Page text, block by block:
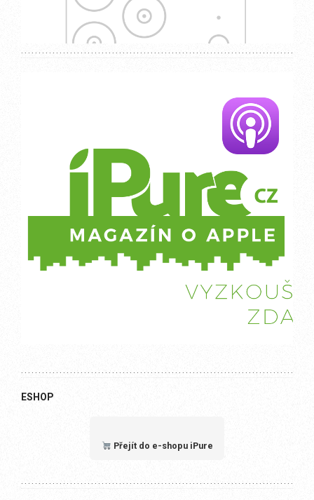
ESHOP
Přejít do e-shopu iPure